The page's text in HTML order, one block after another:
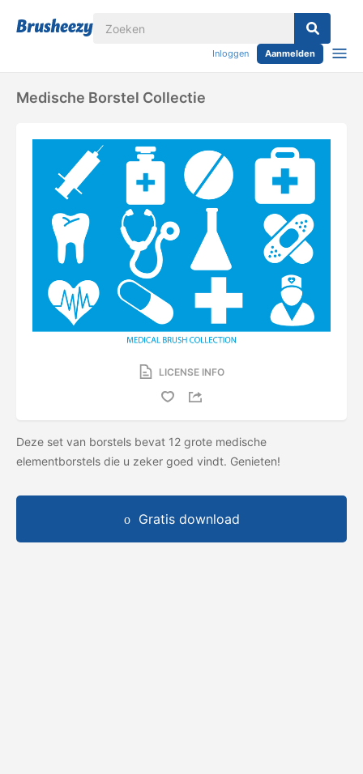
Inloggen Aanmelden
Medische Borstel Collectie
LICENSE INFO
Deze set van borstels bevat 12 grote medische
elementborstels die u zeker goed vindt. Genieten!
Gratis download